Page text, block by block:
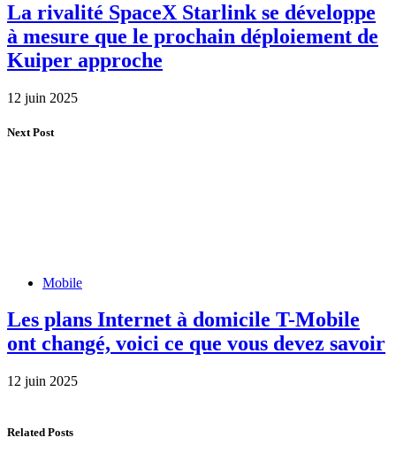
La rivalité SpaceX Starlink se développe
à mesure que le prochain déploiement de
Kuiper approche
12 juin 2025
Next Post
Mobile
Les plans Internet à domicile T-Mobile
ont changé, voici ce que vous devez savoir
12 juin 2025
Related Posts